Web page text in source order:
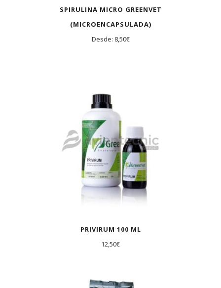
SPIRULINA MICRO GREENVET
(MICROENCAPSULADA)
Desde: 8,50€
PRIVIRUM 100 ML
12,50€